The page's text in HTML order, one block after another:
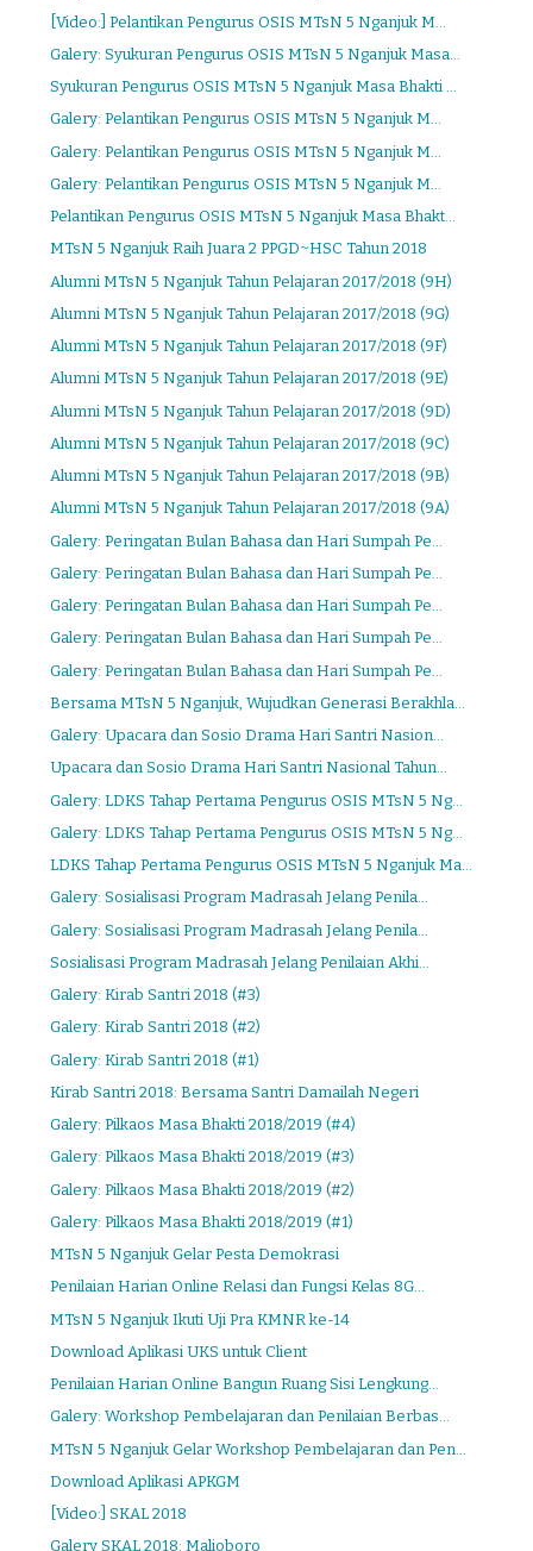
[Video:] Pelantikan Pengurus OSIS MTsN 5 Nganjuk M...
Galery: Syukuran Pengurus OSIS MTsN 5 Nganjuk Masa...
Syukuran Pengurus OSIS MTsN 5 Nganjuk Masa Bhakti ...
Galery: Pelantikan Pengurus OSIS MTsN 5 Nganjuk M...
Galery: Pelantikan Pengurus OSIS MTsN 5 Nganjuk M...
Galery: Pelantikan Pengurus OSIS MTsN 5 Nganjuk M...
Pelantikan Pengurus OSIS MTsN 5 Nganjuk Masa Bhakt...
MTsN 5 Nganjuk Raih Juara 2 PPGD~HSC Tahun 2018
Alumni MTsN 5 Nganjuk Tahun Pelajaran 2017/2018 (9H)
Alumni MTsN 5 Nganjuk Tahun Pelajaran 2017/2018 (9G)
Alumni MTsN 5 Nganjuk Tahun Pelajaran 2017/2018 (9F)
Alumni MTsN 5 Nganjuk Tahun Pelajaran 2017/2018 (9E)
Alumni MTsN 5 Nganjuk Tahun Pelajaran 2017/2018 (9D)
Alumni MTsN 5 Nganjuk Tahun Pelajaran 2017/2018 (9C)
Alumni MTsN 5 Nganjuk Tahun Pelajaran 2017/2018 (9B)
Alumni MTsN 5 Nganjuk Tahun Pelajaran 2017/2018 (9A)
Galery: Peringatan Bulan Bahasa dan Hari Sumpah Pe...
Galery: Peringatan Bulan Bahasa dan Hari Sumpah Pe...
Galery: Peringatan Bulan Bahasa dan Hari Sumpah Pe...
Galery: Peringatan Bulan Bahasa dan Hari Sumpah Pe...
Galery: Peringatan Bulan Bahasa dan Hari Sumpah Pe...
Bersama MTsN 5 Nganjuk, Wujudkan Generasi Berakhla...
Galery: Upacara dan Sosio Drama Hari Santri Nasion...
Upacara dan Sosio Drama Hari Santri Nasional Tahun...
Galery: LDKS Tahap Pertama Pengurus OSIS MTsN 5 Ng...
Galery: LDKS Tahap Pertama Pengurus OSIS MTsN 5 Ng...
LDKS Tahap Pertama Pengurus OSIS MTsN 5 Nganjuk Ma...
Galery: Sosialisasi Program Madrasah Jelang Penila...
Galery: Sosialisasi Program Madrasah Jelang Penila...
Sosialisasi Program Madrasah Jelang Penilaian Akhi...
Galery: Kirab Santri 2018 (#3)
Galery: Kirab Santri 2018 (#2)
Galery: Kirab Santri 2018 (#1)
Kirab Santri 2018: Bersama Santri Damailah Negeri
Galery: Pilkaos Masa Bhakti 2018/2019 (#4)
Galery: Pilkaos Masa Bhakti 2018/2019 (#3)
Galery: Pilkaos Masa Bhakti 2018/2019 (#2)
Galery: Pilkaos Masa Bhakti 2018/2019 (#1)
MTsN 5 Nganjuk Gelar Pesta Demokrasi
Penilaian Harian Online Relasi dan Fungsi Kelas 8G...
MTsN 5 Nganjuk Ikuti Uji Pra KMNR ke-14
Download Aplikasi UKS untuk Client
Penilaian Harian Online Bangun Ruang Sisi Lengkung...
Galery: Workshop Pembelajaran dan Penilaian Berbas...
MTsN 5 Nganjuk Gelar Workshop Pembelajaran dan Pen...
Download Aplikasi APKGM
[Video:] SKAL 2018
Galery SKAL 2018: Malioboro